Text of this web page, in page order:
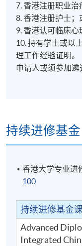
7. 香港注册职业治
8. 香港注册护士；
9. 香港认可临床
10. 持有学士或以
理工作经验证明。
申请人或须参加遴
持续进修基金
香港大学专业进
100
持续进修基金
Advanced
Integrated